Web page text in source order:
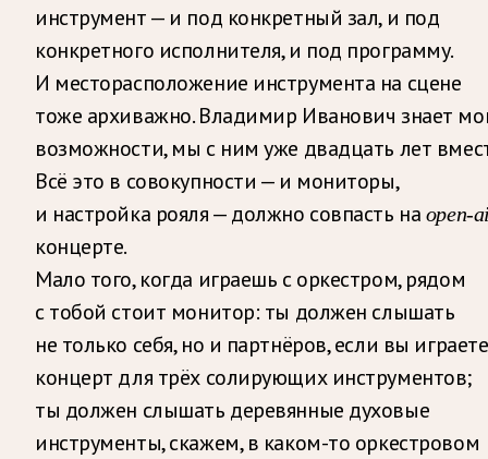
инструмент — и под конкретный зал, и под
конкретного исполнителя, и под программу.
И месторасположение инструмента на сцене
тоже архиважно. Владимир Иванович знает
возможности, мы с ним уже двадцать лет
Всё это в совокупности — и мониторы,
и настройка рояля — должно совпасть на open-
концерте.
Мало того, когда играешь с оркестром, рядом
с тобой стоит монитор: ты должен слышать
не только себя, но и партнёров, если вы играете
концерт для трёх солирующих инструментов;
ты должен слышать деревянные духовые
инструменты, скажем, в каком-то оркестровом